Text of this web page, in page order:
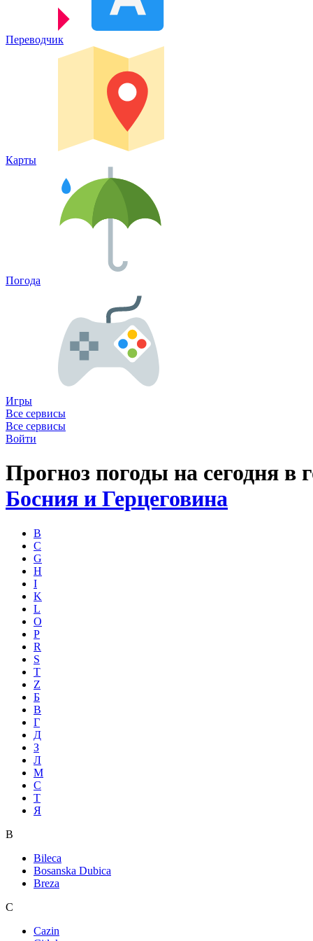
Переводчик
Карты
Погода
Игры
Все сервисы
Все сервисы
Войти
Прогноз погоды на сегодня в
Босния и Герцеговина
B
C
G
H
I
K
L
O
P
R
S
T
Z
Б
В
Г
Д
З
Л
М
С
Т
Я
B
Bileca
Bosanska Dubica
Breza
C
Cazin